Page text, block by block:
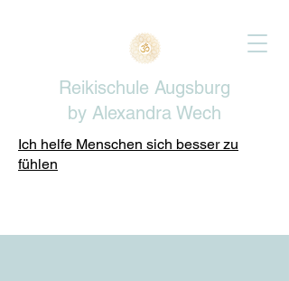
Reikischule Augsburg
by Alexandra Wech
Ich helfe Menschen sich besser zu
fühlen